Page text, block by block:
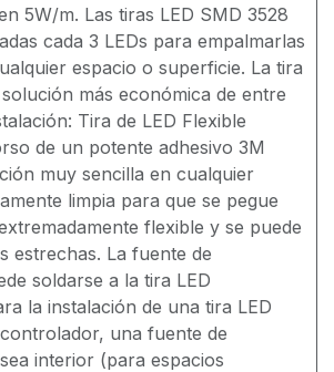
5W/m. Las tiras LED SMD 3528
cada 3 LEDs para empalmarlas
espacio o superficie. La tira
más económica de entre
Tira de LED Flexible
de un potente adhesivo 3M
muy sencilla en cualquier
limpia para que se pegue
flexible y se puede
estrechas. La fuente de
soldarse a la tira LED
la instalación de una tira LED
una fuente de
interior (para espacios